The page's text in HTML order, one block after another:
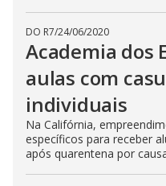
DO R7/24/06/2020
Academia dos
aulas com
individuais
Na Califórnia,
específicos para receber
após quarentena por